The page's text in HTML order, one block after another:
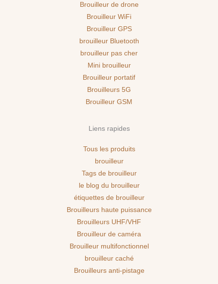
Brouilleur de drone
Brouilleur WiFi
Brouilleur GPS
brouilleur Bluetooth
brouilleur pas cher
Mini brouilleur
Brouilleur portatif
Brouilleurs 5G
Brouilleur GSM
Liens rapides
Tous les produits
brouilleur
Tags de brouilleur
le blog du brouilleur
étiquettes de brouilleur
Brouilleurs haute puissance
Brouilleurs UHF/VHF
Brouilleur de caméra
Brouilleur multifonctionnel
brouilleur caché
Brouilleurs anti-pistage